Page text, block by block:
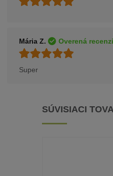
Mária Z. Overená
Super
SÚVISIACI